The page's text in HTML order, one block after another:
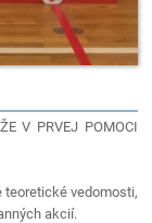
V PRVEJ POMOCI
teoretické vedomosti,
akcií.